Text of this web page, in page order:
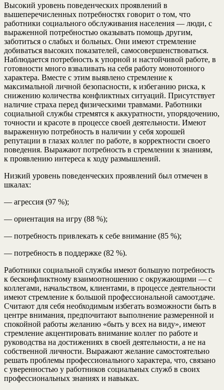
Высокий уровень поведенческих проявлений в
вышеперечисленных потребностях говорит о том, что
работники социального обслуживания населения — люди, с
выраженной потребностью оказывать помощь другим,
заботиться о слабых и больных. Они имеют стремление
добиваться высоких показателей, самосовершенствоваться.
Наблюдается потребность к упорной и настойчивой работе, в
готовности много взваливать на себя работу монотонного
характера. Вместе с этим выявлено стремление к
максимальной личной безопасности, к избеганию риска, к
снижению количества конфликтных ситуаций. Присутствует
наличие страха перед физическими травмами. Работники
социальной службы стремятся к аккуратности, упорядочению,
точности и красоте в процессе своей деятельности. Имеют
выраженную потребность в наличии у себя хорошей
репутации в глазах коллег по работе, в корректности своего
поведения. Выражают потребность в стремлении к знаниям,
к проявлению интереса к ходу размышлений.
Низкий уровень поведенческих проявлений был отмечен в
шкалах:
— агрессия (97 %);
— ориентация на игру (88 %);
— потребность привлекать к себе внимание (85 %);
— потребность в поддержке (82 %).
Работники социальной службы имеют большую потребность
к бесконфликтному взаимоотношению с окружающими — с
коллегами, начальством, клиентами, в процессе деятельности
имеют стремление к большой профессиональной самоотдаче.
Считают для себя необходимым избегать возможности быть в
центре внимания, предпочитают выполнение размеренной и
спокойной работы желанию «быть у всех на виду», имеют
стремление акцентировать внимание коллег по работе и
руководства на достижениях в своей деятельности, а не на
собственной личности. Выражают желание самостоятельно
решать проблемы профессионального характера, что, связано
с уверенностью у работников социальных служб в своих
профессиональных знаниях и навыках.